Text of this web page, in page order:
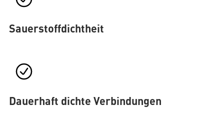
Sauerstoffdichtheit
Dauerhaft dichte Verbindungen